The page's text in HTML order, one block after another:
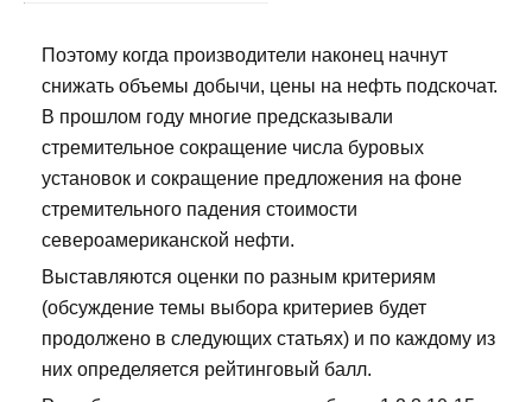
Поэтому когда производители наконец начнут
снижать объемы добычи, цены на нефть подскочат.
В прошлом году многие предсказывали
стремительное сокращение числа буровых
установок и сокращение предложения на фоне
стремительного падения стоимости
североамериканской нефти.
Выставляются оценки по разным критериям
(обсуждение темы выбора критериев будет
продолжено в следующих статьях) и по каждому из
них определяется рейтинговый балл.